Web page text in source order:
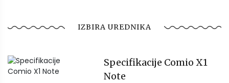
IZBIRA UREDNIKA
Specifikacije Comio X1
Note